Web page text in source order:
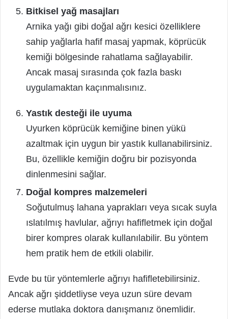
Bitkisel yağ masajları
Arnika yağı gibi doğal ağrı kesici özelliklere
sahip yağlarla hafif masaj yapmak, köprücük
kemiği bölgesinde rahatlama sağlayabilir.
Ancak masaj sırasında çok fazla baskı
uygulamaktan kaçınmalısınız.
Yastık desteği ile uyuma
Uyurken köprücük kemiğine binen yükü
azaltmak için uygun bir yastık kullanabilirsiniz.
Bu, özellikle kemiğin doğru bir pozisyonda
dinlenmesini sağlar.
Doğal kompres malzemeleri
Soğutulmuş lahana yaprakları veya sıcak suyla
ıslatılmış havlular, ağrıyı hafifletmek için doğal
birer kompres olarak kullanılabilir. Bu yöntem
hem pratik hem de etkili olabilir.
Evde bu tür yöntemlerle ağrıyı hafifletebilirsiniz.
Ancak ağrı şiddetliyse veya uzun süre devam
ederse mutlaka doktora danışmanız önemlidir.